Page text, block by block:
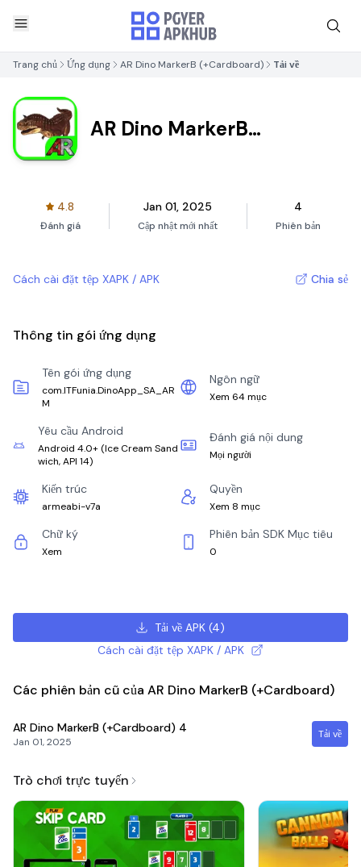
Trang chủ Ứng dụng AR Dino MarkerB (+Cardboard) Tải về
AR Dino MarkerB
4.8
Đánh giá
Jan 01, 2025
Cập nhật mới nhất
4
Phiên bản
Cách cài đặt tệp XAPK / APK Chia sẻ
Thông tin gói ứng dụng
Tên gói ứng dụng
com.ITFunia.DinoApp_SA_AR
M
Ngôn ngữ
Xem 64 mục
Yêu cầu Android
Android 4.0+(Ice Cream Sand
wich, API 14)
Đánh giá nội dung
Mọi người
Kiến trúc
armeabi-v7a
Quyền
Xem 8 mục
Chữ ký
Xem
Phiên bản SDK Mục tiêu
0
Tải về APK (4)
Cách cài đặt tệp XAPK / APK
Các phiên bản cũ của AR Dino MarkerB (+Cardboard)
AR Dino MarkerB (+Cardboard) 4
Jan 01, 2025
Tải về
Trò chơi trực tuyến